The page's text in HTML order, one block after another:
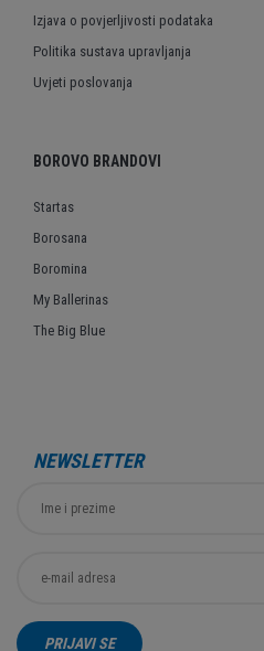
Izjava o povjerljivosti podataka
Politika sustava upravljanja
Uvjeti poslovanja
BOROVO BRANDOVI
Startas
Borosana
Boromina
My Ballerinas
The Big Blue
NEWSLETTER
PRIJAVI SE